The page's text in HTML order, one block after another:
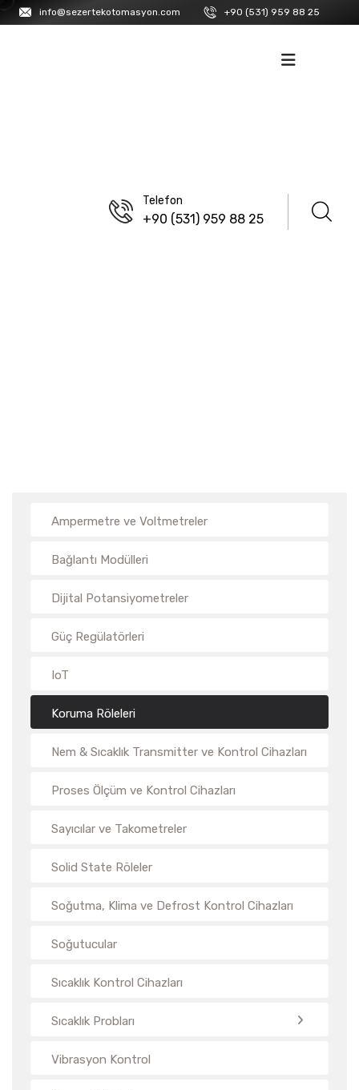
info@sezertekotomasyon.com +90 (531) 959 88 25
Telefon
+90 (531) 959 88 25
Ampermetre ve Voltmetreler
Bağlantı Modülleri
Dijital Potansiyometreler
Güç Regülatörleri
IoT
Koruma Röleleri
Nem & Sıcaklık Transmitter ve Kontrol Cihazları
Proses Ölçüm ve Kontrol Cihazları
Sayıcılar ve Takometreler
Solid State Röleler
Soğutma, Klima ve Defrost Kontrol Cihazları
Soğutucular
Sıcaklık Kontrol Cihazları
Sıcaklık Probları
Vibrasyon Kontrol